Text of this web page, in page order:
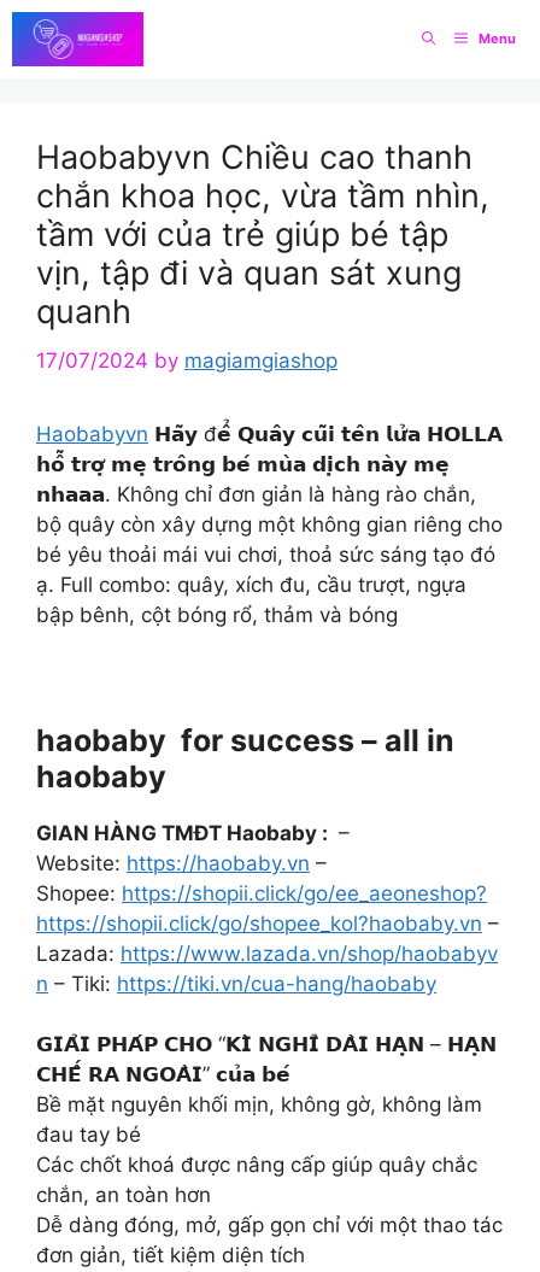
Skip
to
content
Menu
Haobabyvn Chiều cao thanh
chắn khoa học, vừa tầm nhìn,
tầm với của trẻ giúp bé tập
vịn, tập đi và quan sát xung
quanh
17/07/2024 by magiamgiashop
Haobabyvn 𝗛𝗮̃𝘆 đ𝗲̂̉ 𝗤𝘂𝗮̂𝘆 𝗰𝘂̃𝗶 𝘁𝗲̂𝗻 𝗹𝘂̛̉𝗮 𝗛𝗢𝗟𝗟𝗔
𝗵𝗼̂̃ 𝘁𝗿𝗼̛̣ 𝗺𝗲̣ 𝘁𝗿𝗼̂𝗻𝗴 𝗯𝗲́ 𝗺𝘂̀𝗮 𝗱𝗶̣𝗰𝗵 𝗻𝗮̀𝘆 𝗺𝗲̣
𝗻𝗵𝗮𝗮𝗮. Không chỉ đơn giản là hàng rào chắn,
bộ quây còn xây dựng một không gian riêng cho
bé yêu thoải mái vui chơi, thoả sức sáng tạo đó
ạ. Full combo: quây, xích đu, cầu trượt, ngựa
bập bênh, cột bóng rổ, thảm và bóng
haobaby for success – all in
haobaby
GIAN HÀNG TMĐT Haobaby : –
Website: https://haobaby.vn –
Shopee: https://shopii.click/go/ee_aeoneshop?
https://shopii.click/go/shopee_kol?haobaby.vn –
Lazada: https://www.lazada.vn/shop/haobabyv
n – Tiki: https://tiki.vn/cua-hang/haobaby
𝗚𝗜𝗔̉𝗜 𝗣𝗛𝗔́𝗣 𝗖𝗛𝗢 “𝗞𝗜̀ 𝗡𝗚𝗛𝗜̉ 𝗗𝗔̀𝗜 𝗛𝗔̣𝗡 – 𝗛𝗔̣𝗡
𝗖𝗛𝗘̂́ 𝗥𝗔 𝗡𝗚𝗢𝗔̀𝗜” 𝗰𝘂̉𝗮 𝗯𝗲́
Bề mặt nguyên khối mịn, không gờ, không làm
đau tay bé
Các chốt khoá được nâng cấp giúp quây chắc
chắn, an toàn hơn
Dễ dàng đóng, mở, gấp gọn chỉ với một thao tác
đơn giản, tiết kiệm diện tích